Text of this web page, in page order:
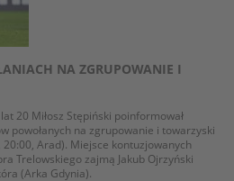
NA ZGRUPOWANIE I
20 Miłosz Stępiński poinformował
powołanych na zgrupowanie i towarzyski
Arad). Miejsce kontuzjowanych
Trelowskiego zajmą Jakub Ojrzyński
(Arka Gdynia).